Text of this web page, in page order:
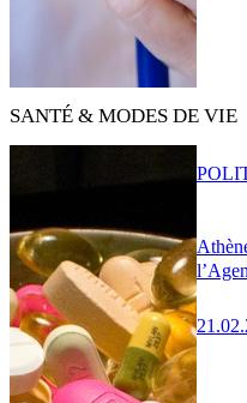
SANTÉ & MODES DE VIE